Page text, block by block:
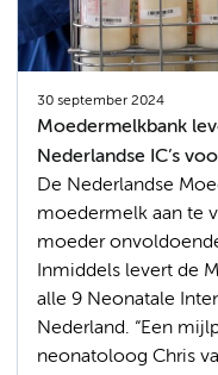
30 september 2024
Moedermelkbank
Nederlandse IC’s
De Nederlandse
moedermelk aan te
moeder
Inmiddels levert de
alle 9 Neonatale
Nederland. “Een
neonatoloog Chris